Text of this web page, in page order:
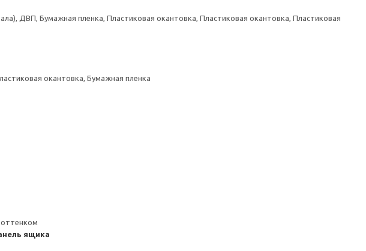
ДВП, Бумажная пленка, Пластиковая окантовка, Пластиковая окантовка, Пластиковая
окантовка, Бумажная пленка
ящика